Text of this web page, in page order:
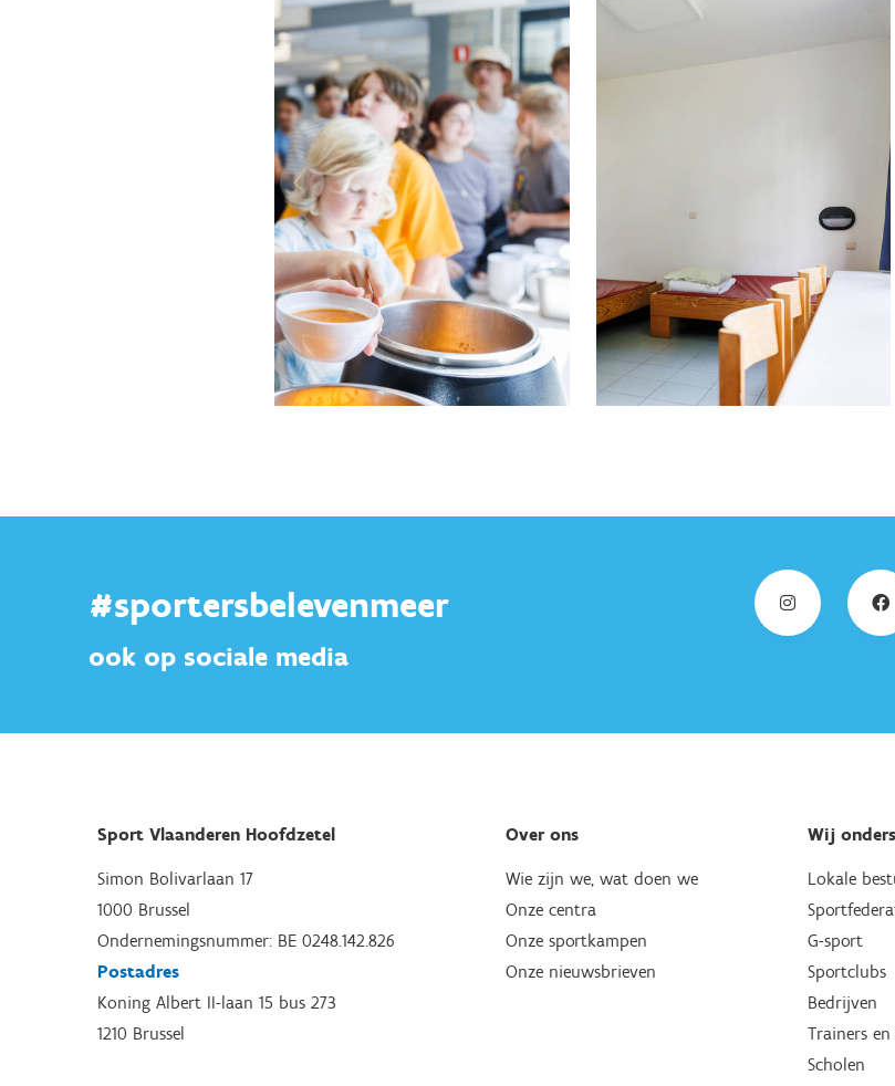
#sportersbelevenmeer
ook op sociale media
Sport Vlaanderen Hoofdzetel
Simon Bolivarlaan 17
1000 Brussel
Ondernemingsnummer: BE 0248.142.826
Postadres
Koning Albert II-laan 15 bus 273
1210 Brussel
Over ons
Wie zijn we, wat doen we
Onze centra
Onze sportkampen
Onze nieuwsbrieven
Wij
Lokale
G-sport
Sportclubs
Bedrijven
Trainers en
Scholen